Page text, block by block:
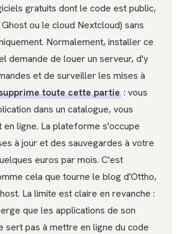
gratuits dont le code est public,
ou le cloud Nextcloud) sans
Normalement, installer ce
demande de louer un serveur, d'y
et de surveiller les mises à
toute cette partie : vous
dans un catalogue, vous
en ligne. La plateforme s'occupe
à jour et des sauvegardes à votre
euros par mois. C'est
cela que tourne le blog d'Ottho,
La limite est claire en revanche :
que les applications de son
sert pas à mettre en ligne du code